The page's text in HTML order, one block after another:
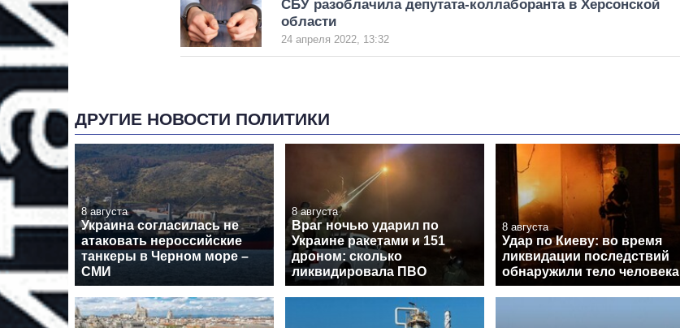
СБУ разоблачила депутата-коллаборанта в Херсонской
области
24 апреля 2022, 13:32
ДРУГИЕ НОВОСТИ ПОЛИТИКИ
8 августа
Украина согласилась не
атаковать нероссийские
танкеры в Черном море –
СМИ
8 августа
Враг ночью ударил по
Украине ракетами и 151
дроном: сколько
ликвидировала ПВО
8 августа
Удар по Киеву: во время
ликвидации последствий
обнаружили тело человека